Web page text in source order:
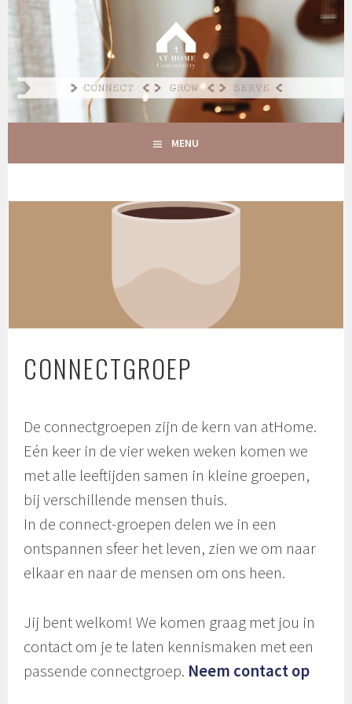
Spring
inhoud
AT HOME COMMUNITY
CONNECT GROW SERVE
MENU
CONNECTGROEP
De connectgroepen zijn de kern van atHome.
Eén keer in de vier weken weken komen we
met alle leeftijden samen in kleine groepen,
bij verschillende mensen thuis.
In de connect-groepen delen we in een
ontspannen sfeer het leven, zien we om naar
elkaar en naar de mensen om ons heen.
Jij bent welkom! We komen graag met jou in
contact om je te laten kennismaken met een
passende connectgroep. Neem contact op